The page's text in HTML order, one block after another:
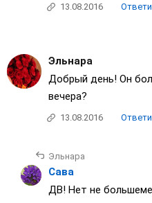
13.08.2016
Эльнара
Добрый день! Он
вечера?
13.08.2016
Эльнара
Сава
ДВ! Нет не